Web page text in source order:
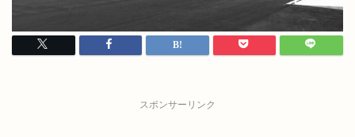
スポンサーリンク